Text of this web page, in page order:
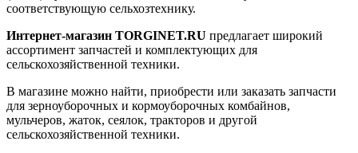
соответствующую сельхозтехнику.
Интернет-магазин TORGINET.RU предлагает широкий
ассортимент запчастей и комплектующих для
сельскохозяйственной техники.
В магазине можно найти, приобрести или заказать запчасти
для зерноуборочных и кормоуборочных комбайнов,
мульчеров, жаток, сеялок, тракторов и другой
сельскохозяйственной техники.